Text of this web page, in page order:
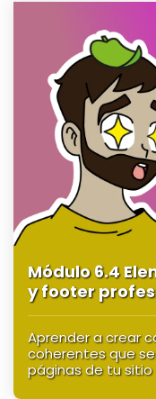
Módulo 6.4
y footer
Aprender a crear
coherentes que
páginas de tu sitio